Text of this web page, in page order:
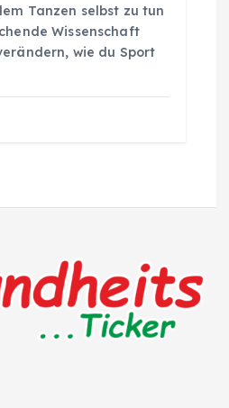
Tanzen selbst zu tun
Wissenschaft
wie du Sport